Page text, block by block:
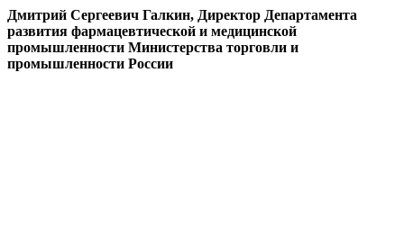
Дмитрий Сергеевич Галкин, Директор Департамента
развития фармацевтической и медицинской
промышленности Министерства торговли и
промышленности России